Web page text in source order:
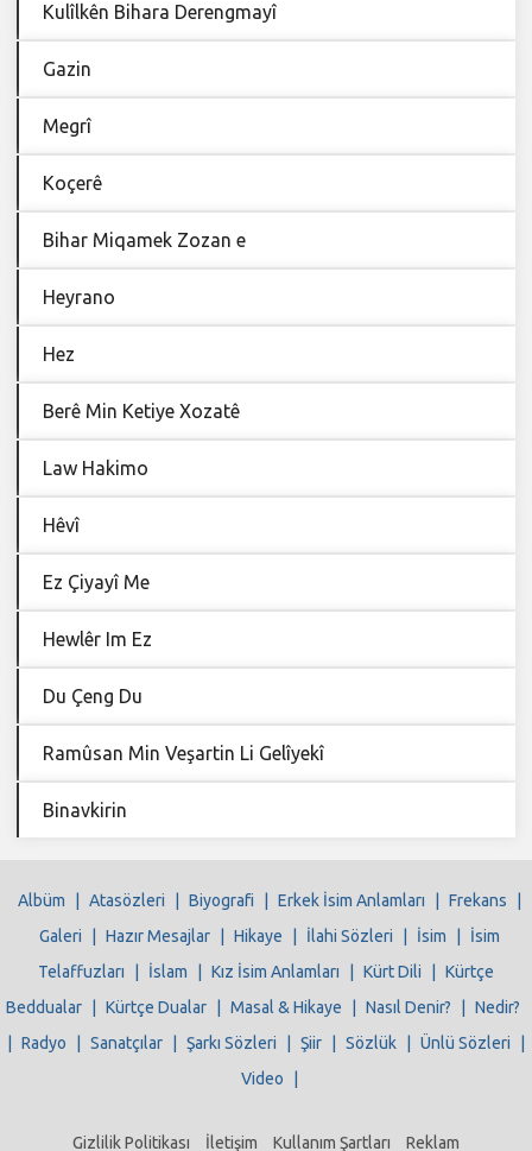
Kulîlkên Bihara Derengmayî
Gazin
Megrî
Koçerê
Bihar Miqamek Zozan e
Heyrano
Hez
Berê Min Ketiye Xozatê
Law Hakimo
Hêvî
Ez Çiyayî Me
Hewlêr Im Ez
Du Çeng Du
Ramûsan Min Veşartin Li Gelîyekî
Binavkirin
Albüm Atasözleri Biyografi Erkek İsim Anlamları Frekans
Galeri
Hazır Mesajlar Hikaye İlahi Sözleri İsim
İsim
Telaffuzları
İslam Kız İsim Anlamları Kürt Dili
Kürtçe
Beddualar
Kürtçe Dualar Masal & Hikaye Nasıl Denir?
Nedir?
Radyo Sanatçılar Şarkı Sözleri Şiir Sözlük Ünlü Sözleri
Video
Gizlilik Politikası İletişim Kullanım Şartları Reklam